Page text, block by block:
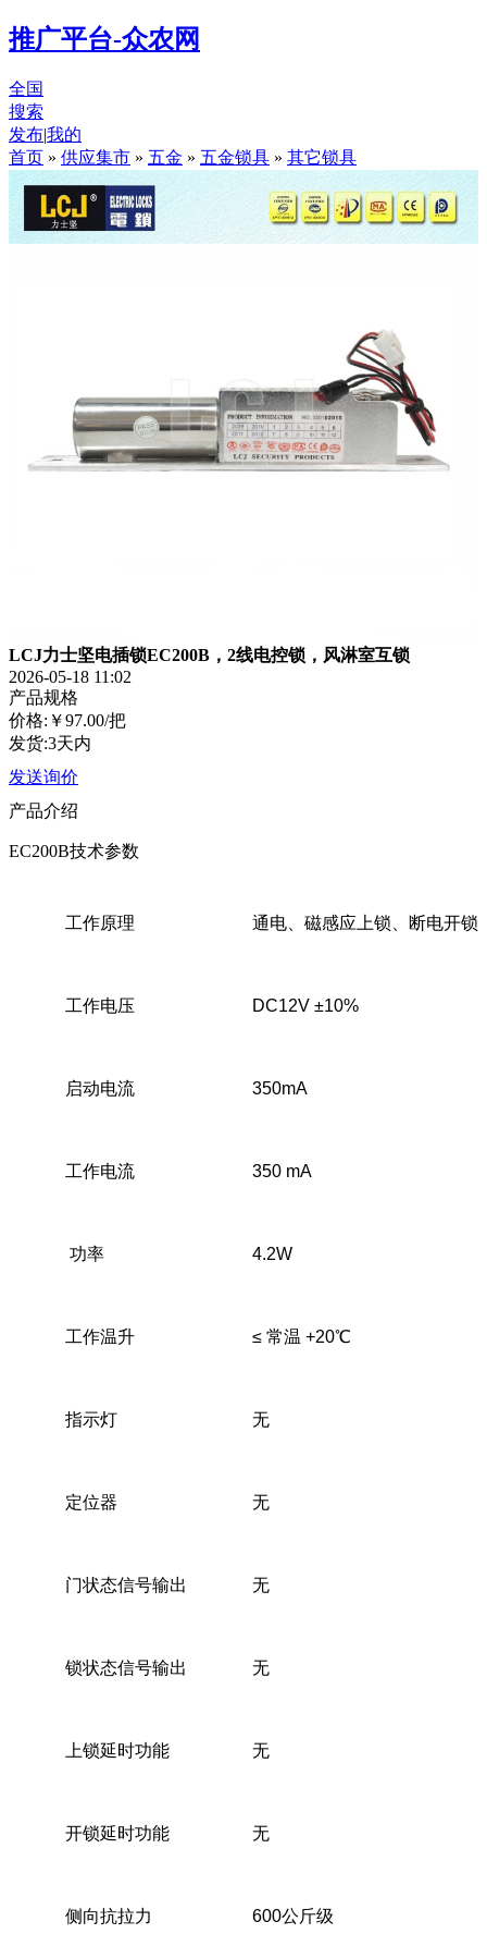
推广平台-众农网
全国
搜索
发布|我的
首页 » 供应集市 » 五金 » 五金锁具 » 其它锁具
LCJ力士坚电插锁EC200B，2线电控锁，风淋室互锁
2026-05-18 11:02
产品规格
价格: ￥97.00/把
发货:3天内
发送询价
产品介绍
EC200B技术参数
工作原理 通电、磁感应上锁、断电开锁
工作电压 DC12V ±10%
启动电流 350mA
工作电流 350 mA
功率 4.2W
工作温升 ≤ 常温 +20℃
指示灯 无
定位器 无
门状态信号输出 无
锁状态信号输出 无
上锁延时功能 无
开锁延时功能 无
侧向抗拉力 600公斤级